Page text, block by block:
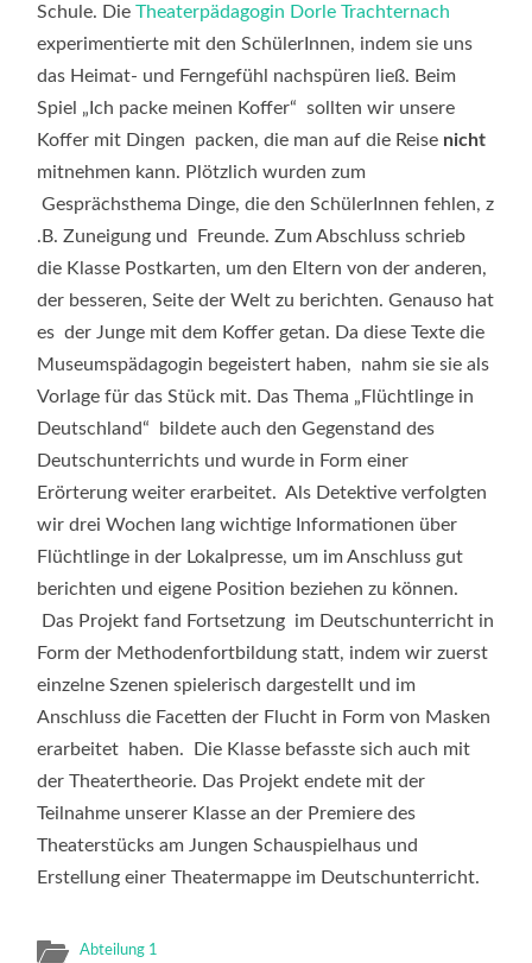
Schule. DieTheaterpädagogin Dorle Trachternach
experimentierte mit den SchülerInnen, indem sie uns
das Heimat- und Ferngefühl nachspüren ließ. Beim
Spiel „Ich packe meinen Koffer“ sollten wir unsere
Koffer mit Dingen packen, die man auf die Reise nicht
mitnehmen kann. Plötzlich wurden zum
Gesprächsthema Dinge, die den SchülerInnen fehlen, z
.B. Zuneigung und Freunde. Zum Abschluss schrieb
die Klasse Postkarten, um den Eltern von der anderen,
der besseren, Seite der Welt zu berichten. Genauso hat
es der Junge mit dem Koffer getan. Da diese Texte die
Museumspädagogin begeistert haben, nahm sie sie als
Vorlage für das Stück mit. Das Thema „Flüchtlinge in
Deutschland“ bildete auch den Gegenstand des
Deutschunterrichts und wurde in Form einer
Erörterung weiter erarbeitet. Als Detektive verfolgten
wir drei Wochen lang wichtige Informationen über
Flüchtlinge in der Lokalpresse, um im Anschluss gut
berichten und eigene Position beziehen zu können.
Das Projekt fand Fortsetzung im Deutschunterricht in
Form der Methodenfortbildung statt, indem wir zuerst
einzelne Szenen spielerisch dargestellt und im
Anschluss die Facetten der Flucht in Form von Masken
erarbeitet haben. Die Klasse befasste sich auch mit
der Theatertheorie. Das Projekt endete mit der
Teilnahme unserer Klasse an der Premiere des
Theaterstücks am Jungen Schauspielhaus und
Erstellung einer Theatermappe im Deutschunterricht.
Abteilung 1